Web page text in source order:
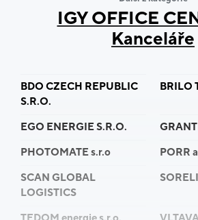
IGY OFFICE
Kanceláře
BDO CZECH REPUBLIC
S.R.O.
BRILO
EGO ENERGIE S.R.O.
PHOTOMATE s.r.o
PORR
SCAN GLOBAL
LOGISTICS